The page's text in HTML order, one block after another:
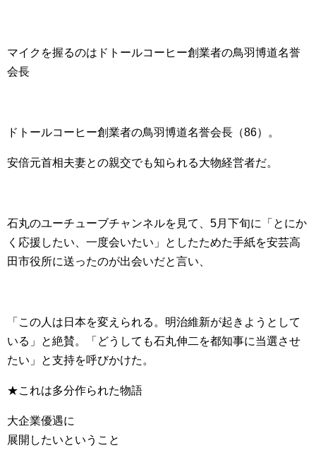
マイクを握るのはドトールコーヒー創業者の鳥羽博道名誉
会長
ドトールコーヒー創業者の鳥羽博道名誉会長（86）。
安倍元首相夫妻との親交でも知られる大物経営者だ。
石丸のユーチューブチャンネルを見て、5月下旬に「とにか
く応援したい、一度会いたい」としたためた手紙を安芸高
田市役所に送ったのが出会いだと言い、
「この人は日本を変えられる。明治維新が起きようとして
いる」と絶賛。「どうしても石丸伸二を都知事に当選させ
たい」と支持を呼びかけた。
★これは多分作られた物語
大企業優遇に
展開したいということ